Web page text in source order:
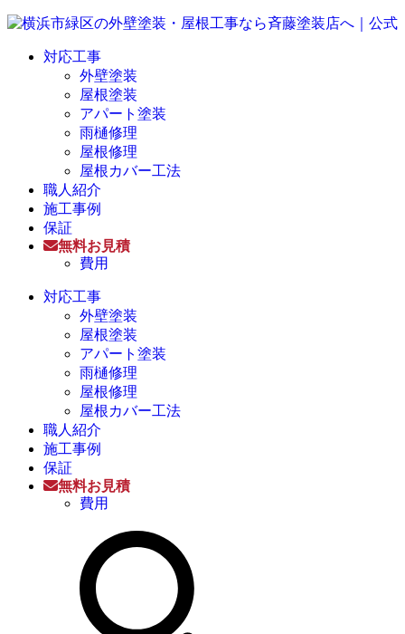
対応工事
外壁塗装
屋根塗装
アパート塗装
雨樋修理
屋根修理
屋根カバー工法
職人紹介
施工事例
保証
無料お見積
費用
対応工事
外壁塗装
屋根塗装
アパート塗装
雨樋修理
屋根修理
屋根カバー工法
職人紹介
施工事例
保証
無料お見積
費用